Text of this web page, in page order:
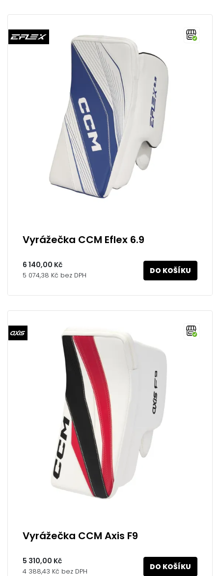
Vyrážečka CCM Eflex 6.9
6 140,00 Kč
5 074,38 Kč bez DPH DO KOŠÍKU
Vyrážečka CCM Axis F9
5 310,00 Kč
4 388,43 Kč bez DPH DO KOŠÍKU